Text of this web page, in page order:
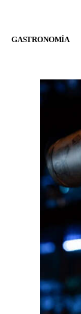
GASTRONOMÍA